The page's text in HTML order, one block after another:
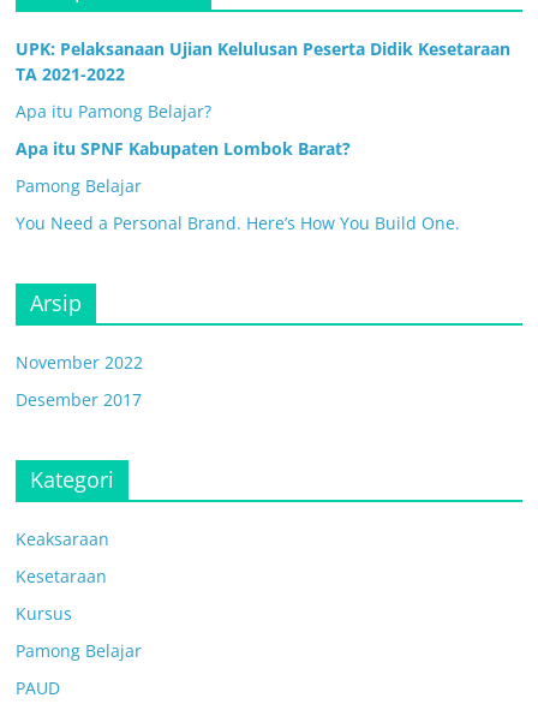
UPK: Pelaksanaan Ujian Kelulusan Peserta Didik Kesetaraan
TA 2021-2022
Apa itu Pamong Belajar?
Apa itu SPNF Kabupaten Lombok Barat?
Pamong Belajar
You Need a Personal Brand. Here’s How You Build One.
Arsip
November 2022
Desember 2017
Kategori
Keaksaraan
Kesetaraan
Kursus
Pamong Belajar
PAUD